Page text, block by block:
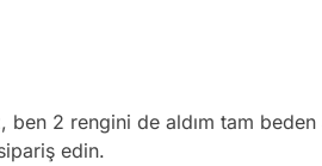
ben 2 rengini de aldım tam beden
edin.